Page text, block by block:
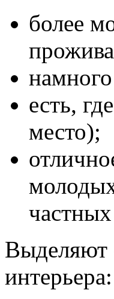
более
есть,
место);
Выделяют
интерьера: